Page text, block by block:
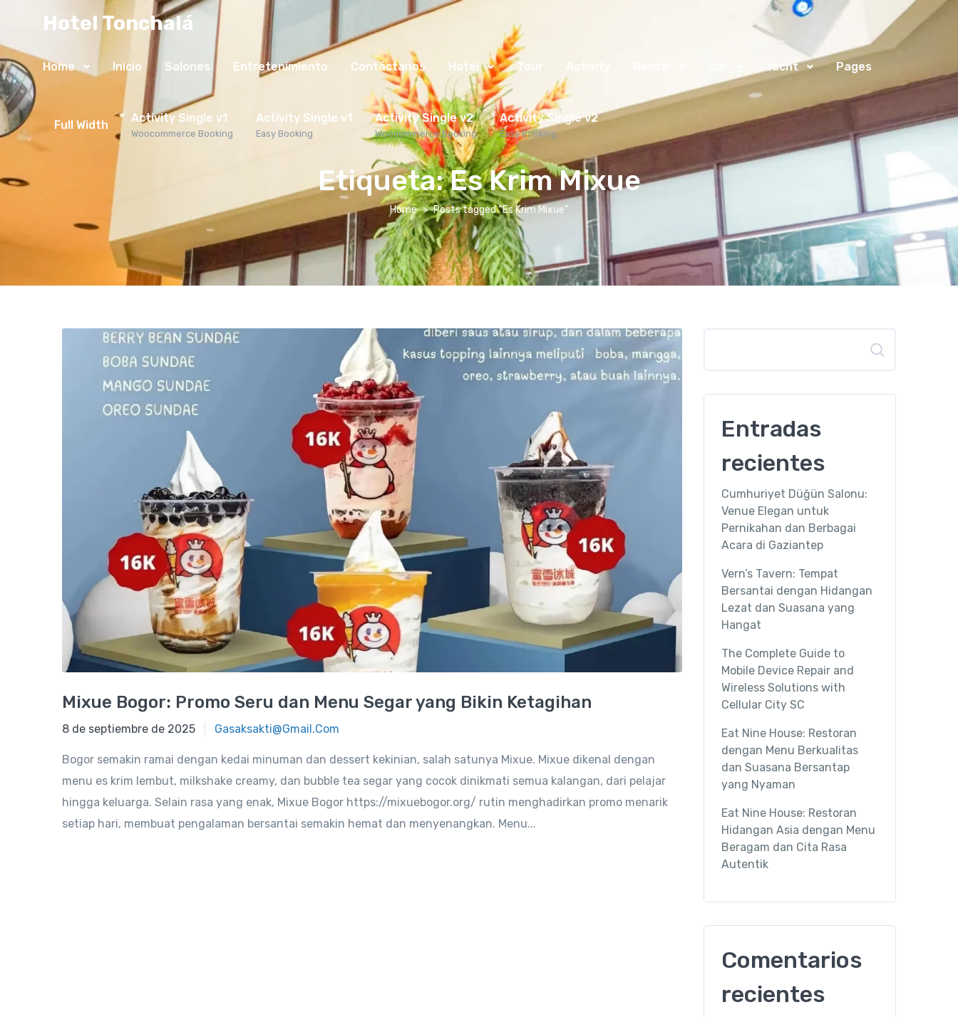
Hotel Tonchalá
Home Inicio Salones Entretenimiento Contáctanos Hotel Tour Activity Yacht Pages
Full Width Activity Single v1
Woocommerce Booking
Activity Single v1
Easy Booking
Activity Single v2
Woocommerce Booking
Activity Single v2
Easy Booking
Etiqueta:Es Krim Mixue
Home Posts tagged “Es Krim Mixue”
Mixue Bogor: Promo Seru dan Menu Segar yang Bikin Ketagihan
8 de septiembre de 2025
8 de septiembre de 2025 Gasaksakti@gmail.com
Bogor semakin ramai dengan kedai minuman dan dessert kekinian, salah satunya Mixue. Mixue dikenal dengan
menu es krim lembut, milkshake creamy, dan bubble tea segar yang cocok dinikmati semua kalangan, dari pelajar
hingga keluarga. Selain rasa yang enak, Mixue Bogor https://mixuebogor.org/ rutin menghadirkan promo menarik
setiap hari, membuat pengalaman bersantai semakin hemat dan menyenangkan. Menu...
Entradas
recientes
Cumhuriyet Düğün Salonu:
Venue Elegan untuk
Pernikahan dan Berbagai
Acara di Gaziantep
Vern’s Tavern: Tempat
Bersantai dengan Hidangan
Lezat dan Suasana yang
Hangat
The Complete Guide to
Mobile Device Repair and
Wireless Solutions with
Cellular City SC
Eat Nine House: Restoran
dengan Menu Berkualitas
dan Suasana Bersantap
yang Nyaman
Eat Nine House: Restoran
Hidangan Asia dengan Menu
Beragam dan Cita Rasa
Autentik
Comentarios
recientes